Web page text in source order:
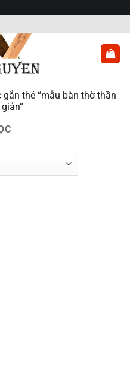
thẻ “mẫu bàn thờ thần